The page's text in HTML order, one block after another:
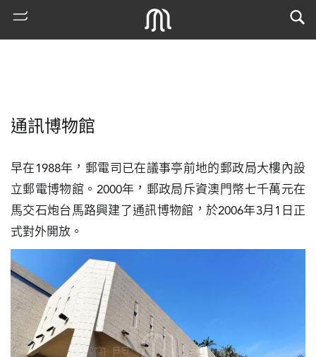
搜
索
古
地
圖
通訊博物館
早在1988年，郵電司已在議事亭前地的郵政局大樓內設
立郵電博物館。2000年，郵政局斥資澳門幣七千萬元在
馬交石炮台馬路興建了通訊博物館，於2006年3月1日正
式對外開放。